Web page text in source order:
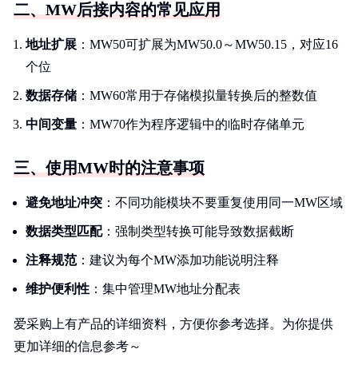
二、MW后接内容的常见应用
地址扩展 ：MW50可扩展为MW50.0～MW50.15，对应16
个位
数据存储 ：MW60常用于存储模拟量转换后的整数值
中间变量 ：MW70作为程序逻辑中的临时存储单元
三、使用MW时的注意事项
避免地址冲突 ：不同功能模块不要重复使用同一MW区域
数据类型匹配：强制类型转换可能导致数据截断
注释规范：建议为每个MW添加功能说明注释
维护便利性 ：集中管理MW地址分配表
爱采购上有产品的详细资料，方便你参考选择。为你提供
更加详细的信息参考～